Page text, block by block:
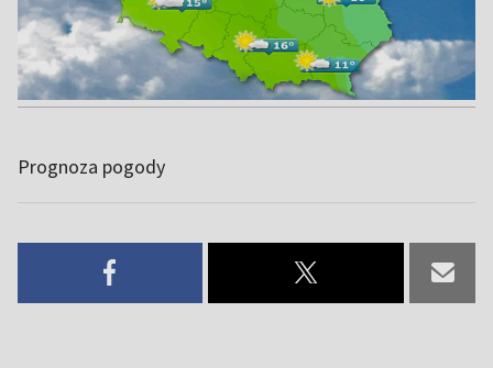
Prognoza pogody